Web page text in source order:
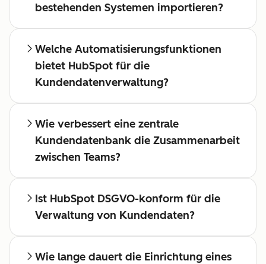
bestehenden Systemen importieren?
Welche Automatisierungsfunktionen
bietet HubSpot für die
Kundendatenverwaltung?
Wie verbessert eine zentrale
Kundendatenbank die Zusammenarbeit
zwischen Teams?
Ist HubSpot DSGVO-konform für die
Verwaltung von Kundendaten?
Wie lange dauert die Einrichtung eines